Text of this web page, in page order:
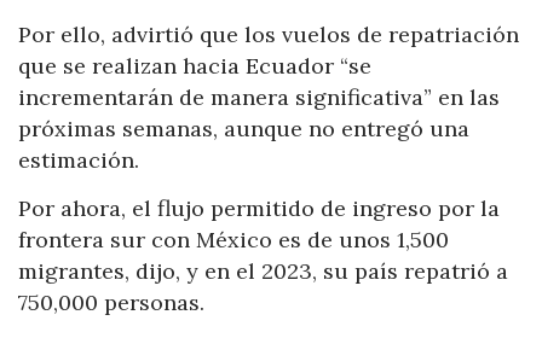
Por ello, advirtió que los vuelos de repatriación
que se realizan hacia Ecuador “se
incrementarán de manera significativa” en las
próximas semanas, aunque no entregó una
estimación.
Por ahora, el flujo permitido de ingreso por la
frontera sur con México es de unos 1,500
migrantes, dijo, y en el 2023, su país repatrió a
750,000 personas.